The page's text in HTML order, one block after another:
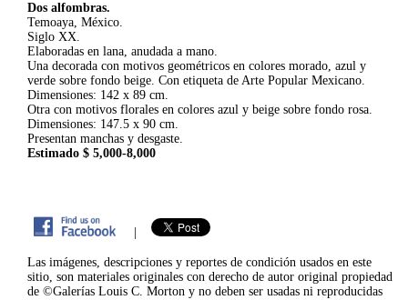
Dos alfombras.
Temoaya, México.
Siglo XX.
Elaboradas en lana, anudada a mano.
Una decorada con motivos geométricos en colores morado, azul y
verde sobre fondo beige. Con etiqueta de Arte Popular Mexicano.
Dimensiones: 142 x 89 cm.
Otra con motivos florales en colores azul y beige sobre fondo rosa.
Dimensiones: 147.5 x 90 cm.
Presentan manchas y desgaste.
Estimado $ 5,000-8,000
|
Las imágenes, descripciones y reportes de condición usados en este
sitio, son materiales originales con derecho de autor original propiedad
de ©Galerías Louis C. Morton y no deben ser usadas ni reproducidas